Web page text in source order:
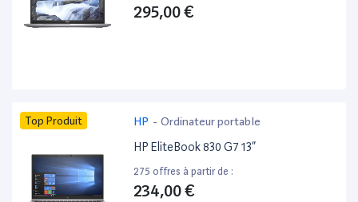
295,00 €
Top Produit HP - Ordinateur portable
HP EliteBook 830 G7 13”
275 offres à partir de :
234,00 €